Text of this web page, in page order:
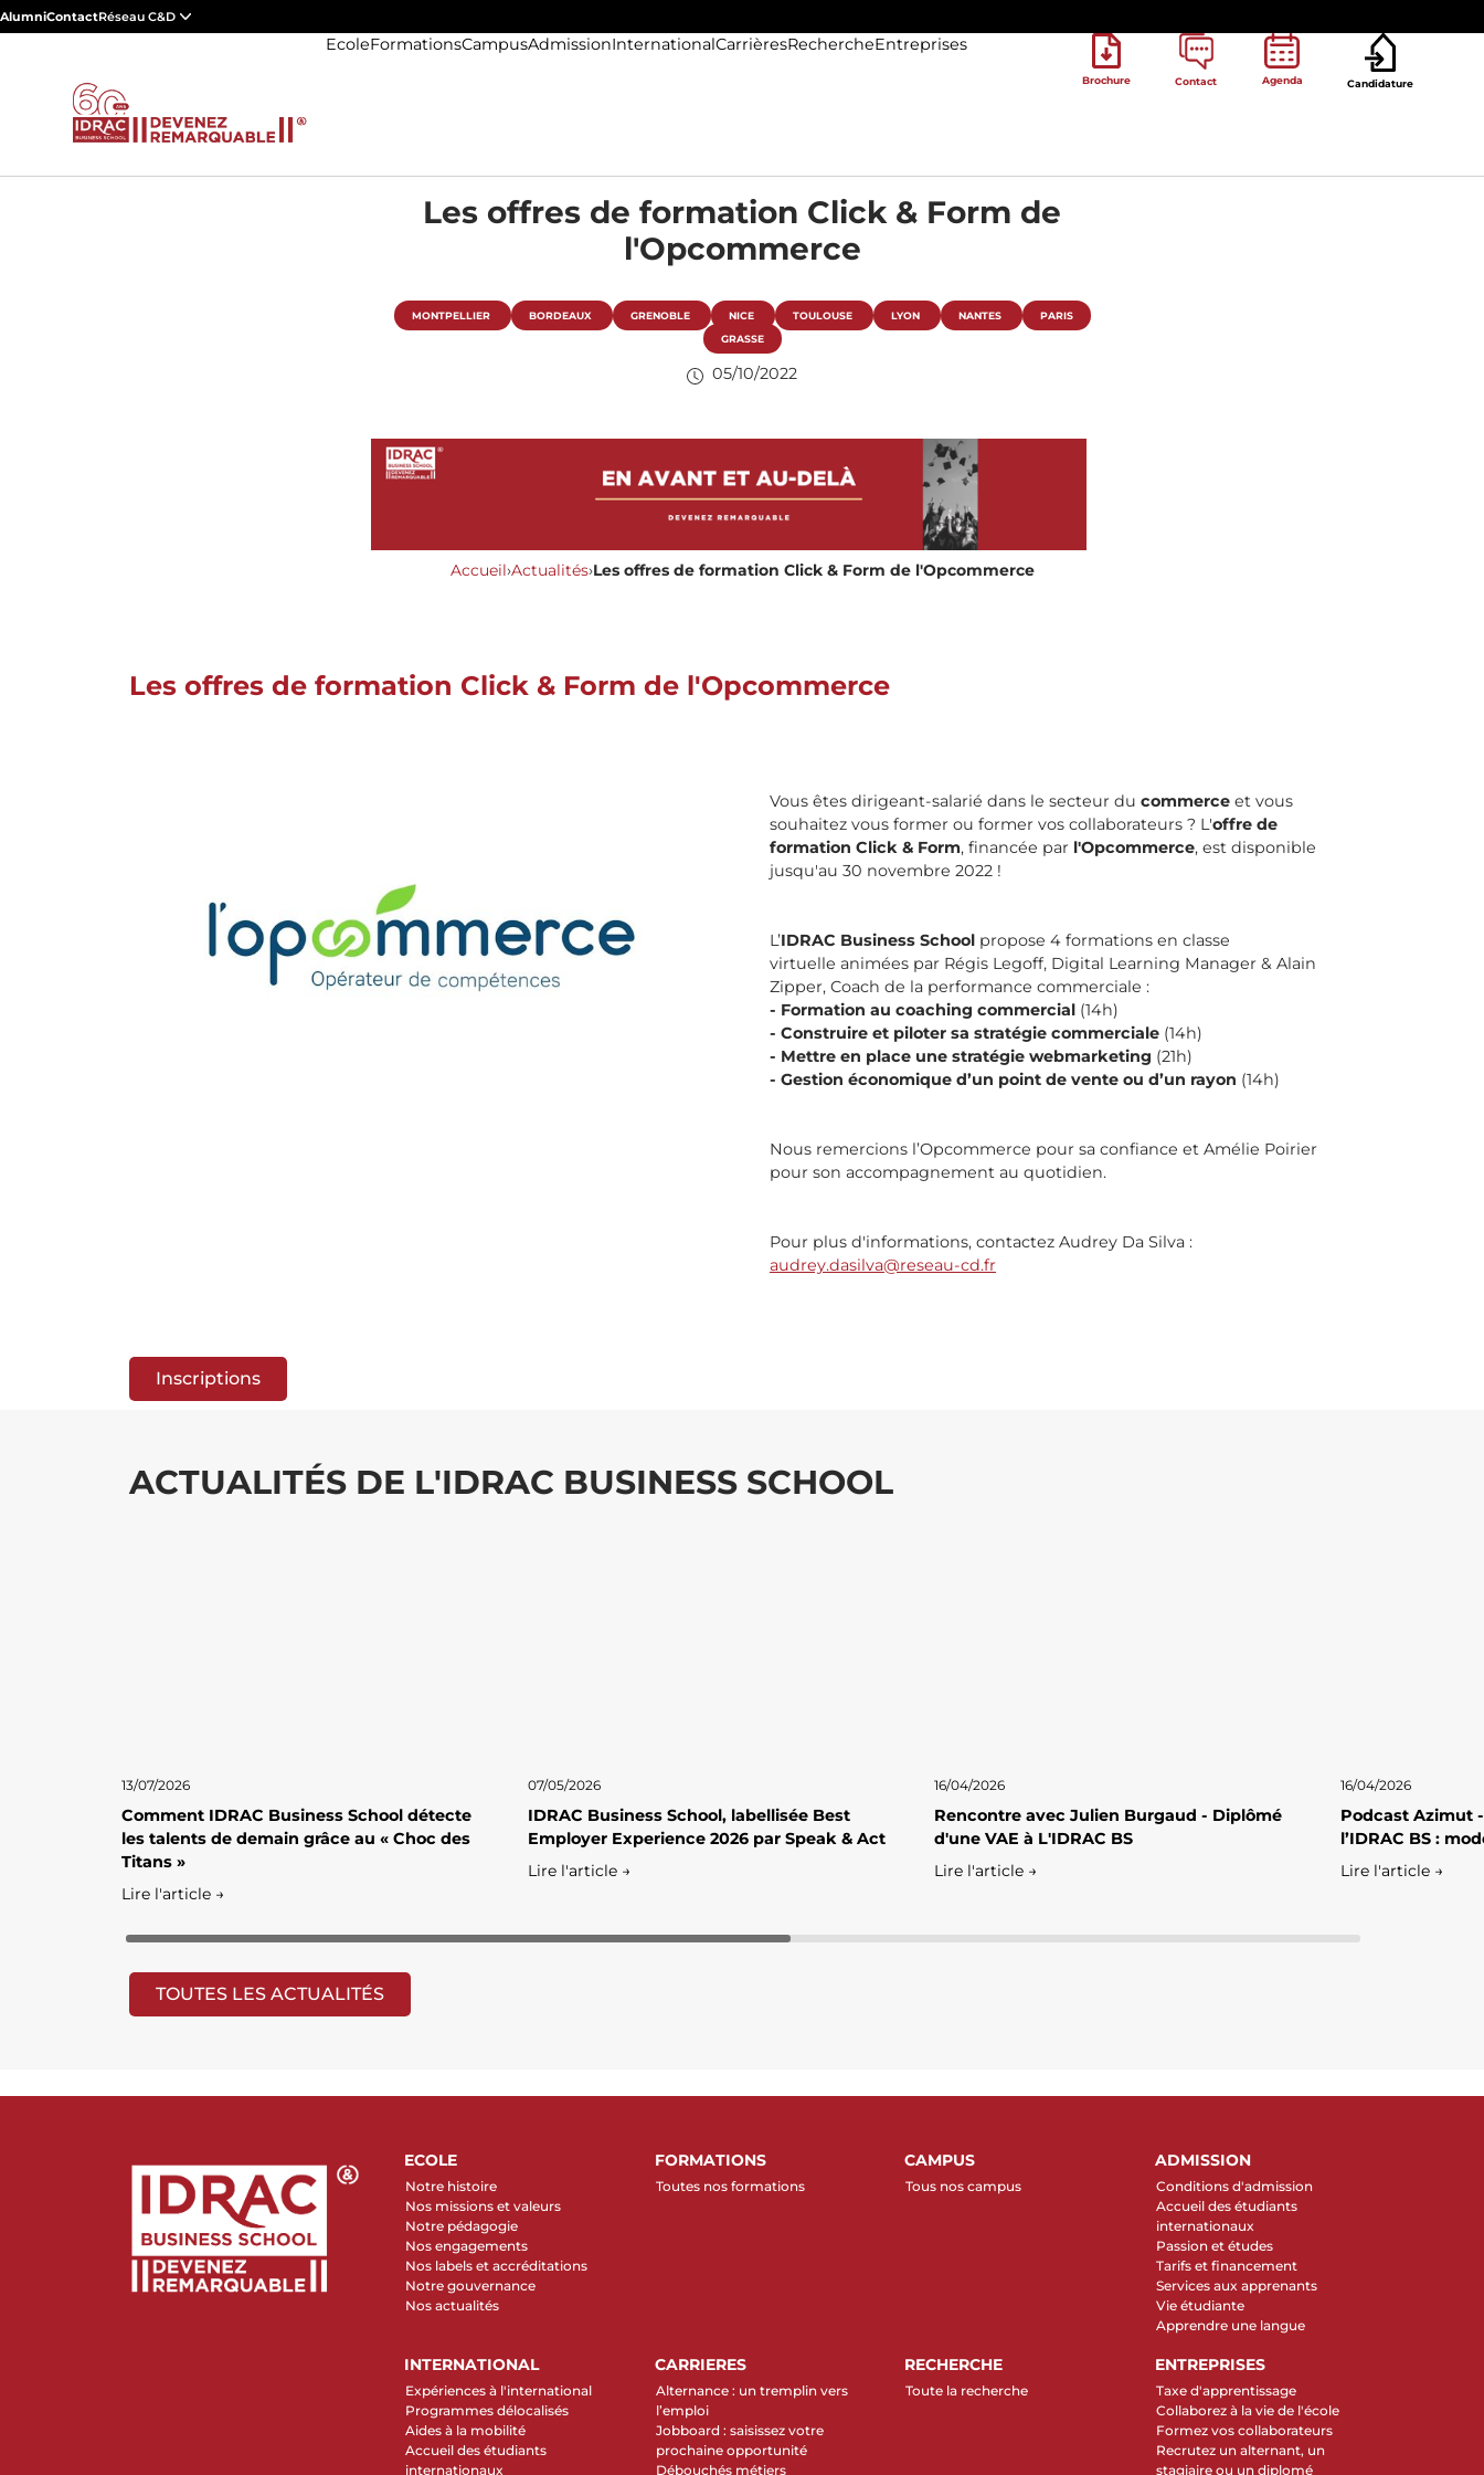
AlumniContactRéseau C&D
EcoleFormationsCampusAdmissionInternationalCarrièresRechercheEntreprises
Brochure Contact Agenda Candidature
Les offres de formation Click & Form de
l'Opcommerce
MONTPELLIER BORDEAUX GRENOBLE NICE TOULOUSE LYON NANTES
PARIS
GRASSE
05/10/2022
Accueil›Actualités›Les offres de formation Click & Form de l'Opcommerce
Les offres de formation Click & Form de l'Opcommerce
Vous êtes dirigeant-salarié dans le secteur du commerce et vous
souhaitez vous former ou former vos collaborateurs ? L'offre de
formation Click & Form, financée par l'Opcommerce, est disponible
jusqu'au 30 novembre 2022 !
L’IDRAC Business School propose 4 formations en classe
virtuelle animées par Régis Legoff, Digital Learning Manager & Alain
Zipper, Coach de la performance commerciale :
- Formation au coaching commercial (14h)
- Construire et piloter sa stratégie commerciale (14h)
- Mettre en place une stratégie webmarketing (21h)
- Gestion économique d’un point de vente ou d’un rayon (14h)
Nous remercions l’Opcommerce pour sa confiance et Amélie Poirier
pour son accompagnement au quotidien.
Pour plus d'informations, contactez Audrey Da Silva :
audrey.dasilva@reseau-cd.fr
Inscriptions
ACTUALITÉS DE L'IDRAC BUSINESS SCHOOL
13/07/2026
Comment IDRAC Business School détecte
les talents de demain grâce au « Choc des
Titans »
Lire l'article →
07/05/2026
IDRAC Business School, labellisée Best
Employer Experience 2026 par Speak & Act
Lire l'article →
16/04/2026
Rencontre avec Julien Burgaud - Diplômé
d'une VAE à L'IDRAC BS
Lire l'article →
16/04/2026
Podcast Azimut
l’IDRAC BS :
Lire l'article →
TOUTES LES ACTUALITÉS
ECOLE
Notre histoire
Nos missions et valeurs
Notre pédagogie
Nos engagements
Nos labels et accréditations
Notre gouvernance
Nos actualités
FORMATIONS
Toutes nos formations
CAMPUS
Tous nos campus
ADMISSION
Conditions d'admission
Accueil des étudiants
internationaux
Passion et études
Tarifs et financement
Services aux apprenants
Vie étudiante
Apprendre une langue
INTERNATIONAL
Expériences à l'international
Programmes délocalisés
Aides à la mobilité
Accueil des étudiants
internationaux
CARRIERES
Alternance : un tremplin vers
l’emploi
Jobboard : saisissez votre
prochaine opportunité
Débouchés métiers
RECHERCHE
Toute la recherche
ENTREPRISES
Taxe d'apprentissage
Collaborez à la vie de l'école
Formez vos collaborateurs
Recrutez un alternant, un
stagiaire ou un diplomé